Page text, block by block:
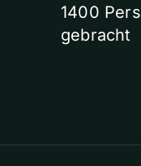
1400
gebracht